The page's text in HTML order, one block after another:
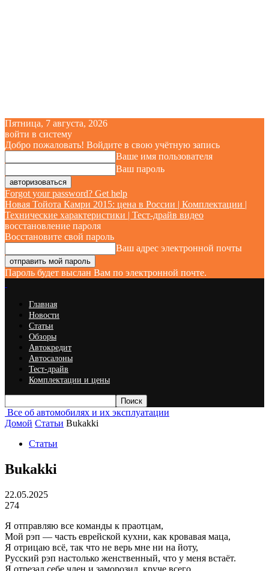
Пятница, 7 августа, 2026
войти в систему
Добро пожаловать! Войдите в свою учётную запись
Ваше имя пользователя
Ваш пароль
Forgot your password? Get help
Новая Тойота Камри 2015: цена в России | Комплектации |
Технические характеристики | Тест-драйв видео
восстановление пароля
Восстановите свой пароль
Ваш адрес электронной почты
Пароль будет выслан Вам по электронной почте.
Главная
Новости
Статьи
Обзоры
Автокредит
Автосалоны
Тест-драйв
Комплектации и цены
Все об автомобилях и их эксплуатации
Домой Статьи Bukakki
Статьи
Bukakki
22.05.2025
274
Я отправляю все команды к праотцам,
Мой рэп — часть еврейской кухни, как кровавая маца,
Я отрицаю всё, так что не верь мне ни на йоту,
Русский рэп настолько женственный, что у меня встаёт.
Я отрезал себе член и заморозил, круче всего